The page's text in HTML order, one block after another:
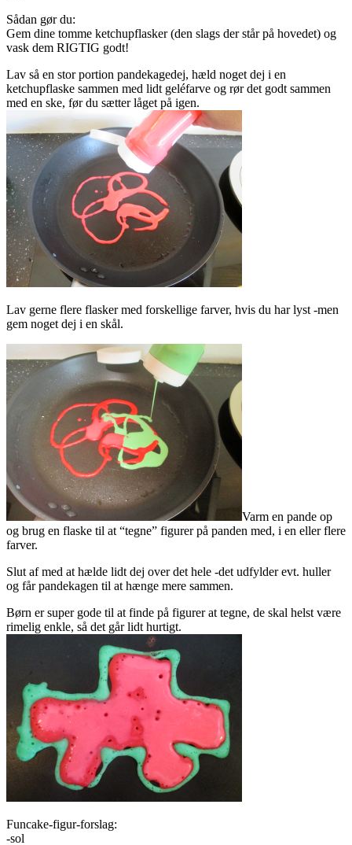
Sådan gør du:
Gem dine tomme ketchupflasker (den slags der står på hovedet) og
vask dem RIGTIG godt!
Lav så en stor portion pandekagedej, hæld noget dej i en
ketchupflaske sammen med lidt geléfarve og rør det godt sammen
med en ske, før du sætter låget på igen.
Lav gerne flere flasker med forskellige farver, hvis du har lyst -men
gem noget dej i en skål.
Varm en pande op
og brug en flaske til at “tegne” figurer på panden med, i en eller flere
farver.
Slut af med at hælde lidt dej over det hele -det udfylder evt. huller
og får pandekagen til at hænge mere sammen.
Børn er super gode til at finde på figurer at tegne, de skal helst være
rimelig enkle, så det går lidt hurtigt.
Funcake-figur-forslag:
-sol